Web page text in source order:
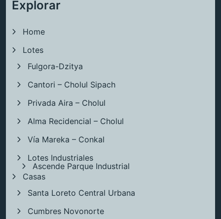
Explorar
Home
Lotes
Fulgora-Dzitya
Cantori – Cholul Sipach
Privada Aira – Cholul
Alma Recidencial – Cholul
Vía Mareka – Conkal
Lotes Industriales
Ascende Parque Industrial
Casas
Santa Loreto Central Urbana
Cumbres Novonorte